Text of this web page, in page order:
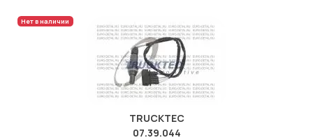
Нет в наличии
TRUCKTEC
07.39.044